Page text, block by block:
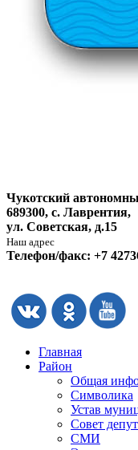
Чукотский
689300, с. Лаврентия,
ул. Советская, д.15
Наш адрес
Телефон/факс: +7
Главная
Район
Общая
Символика
Устав
Совет
СМИ